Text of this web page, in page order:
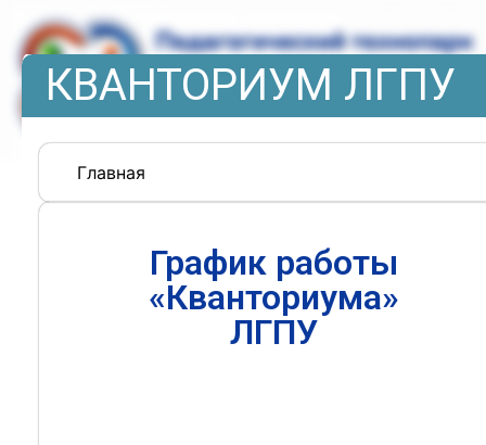
КВАНТОРИУМ ЛГПУ
Главная
График работы
«Кванториума»
ЛГПУ